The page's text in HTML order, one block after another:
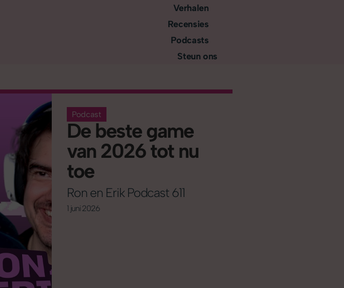
Verhalen
Recensies
Podcasts
Steun ons
Podcast
De beste game
van 2026 tot nu
toe
Ron en Erik Podcast 611
1 juni 2026